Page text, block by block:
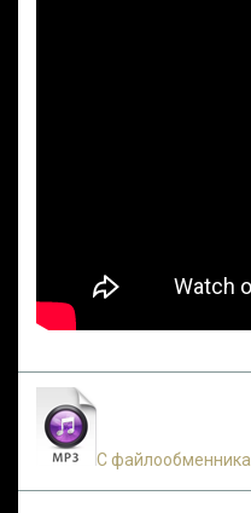
С файлообменника